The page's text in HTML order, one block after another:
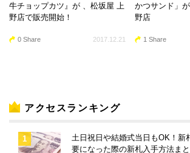
牛チョップカツ』が 、松坂屋 上
野店で販売開始！
0 Share 2017.12.21
かつサンド」
野店
1 Share
アクセスランキング
土日祝日や結婚式当日もOK！新
要になった際の新札入手方法ま